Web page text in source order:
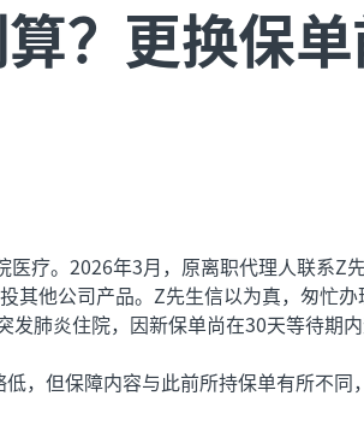
？更换保
医疗。2026年3月，原离职代理人联系Z
他公司产品。Z先生信以为真，匆忙办
肺炎住院，因新保单尚在30天等待期内
，但保障内容与此前所持保单有所不同